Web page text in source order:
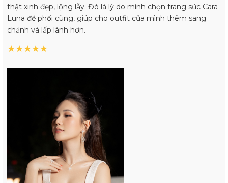
thật xinh đẹp, lộng lẫy. Đó là lý do mình chọn trang sức Cara
Luna để phối cùng, giúp cho outfit của mình thêm sang
chảnh và lấp lánh hơn.
★★★★★